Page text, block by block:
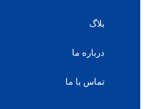
بلاگ
درباره ما
تماس با ما